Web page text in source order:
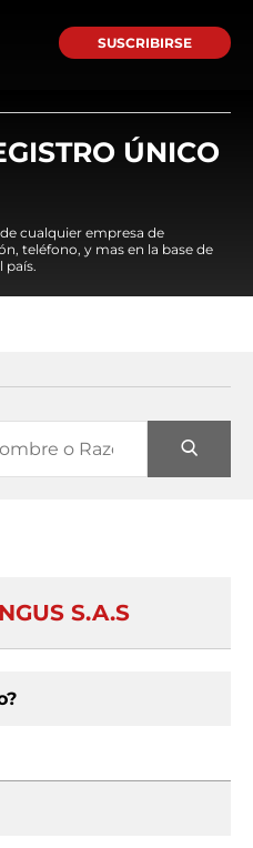
SUSCRIBIRSE
ÚNICO
cualquier empresa de
teléfono, y mas en la base de
país.
S.A.S